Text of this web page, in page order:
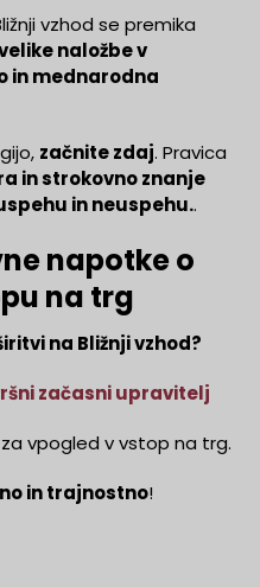
vzhod se premika
naložbe v
in mednarodna
začnite zdaj. Pravica
in strokovno znanje
in neuspehu..
napotke o
na trg
na Bližnji vzhod?
začasni upravitelj
za vpogled v vstop na trg.
in trajnostno!